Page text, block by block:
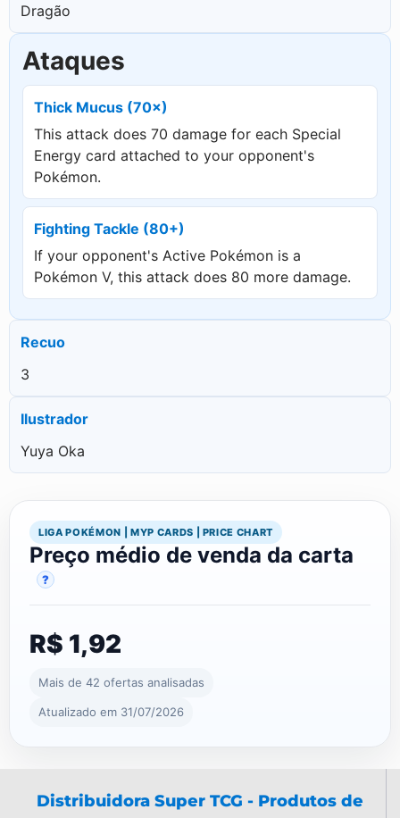
Dragão
Ataques
Thick Mucus (70×)
This attack does 70 damage for each Special
Energy card attached to your opponent's
Pokémon.
Fighting Tackle (80+)
If your opponent's Active Pokémon is a
Pokémon V, this attack does 80 more damage.
Recuo
3
Ilustrador
Yuya Oka
LIGA POKÉMON | MYP CARDS | PRICE CHART
Preço médio de venda da carta
?
R$ 1,92
Mais de 42 ofertas analisadas
Atualizado em 31/07/2026
Distribuidora Super TCG - Produtos de